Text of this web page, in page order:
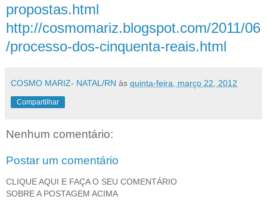
propostas.html
http://cosmomariz.blogspot.com/2011/06
/processo-dos-cinquenta-reais.html
COSMO MARIZ- NATAL/RN às quinta-feira, março 22, 2012
Compartilhar
Nenhum comentário:
Postar um comentário
CLIQUE AQUI E FAÇA O SEU COMENTÁRIO
SOBRE A POSTAGEM ACIMA